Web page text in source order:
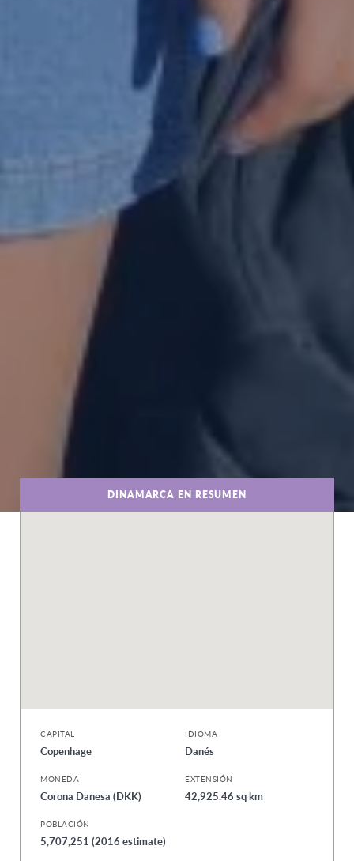
DINAMARCA EN RESUMEN
CAPITAL
Copenhage
IDIOMA
Danés
MONEDA
Corona Danesa (DKK)
EXTENSIÓN
42,925.46 sq km
POBLACIÓN
5,707,251 (2016 estimate)